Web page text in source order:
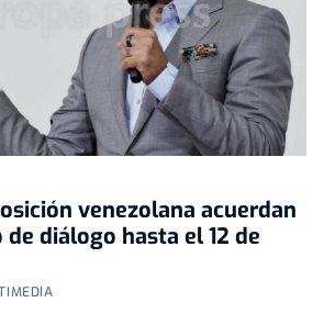
venezolana acuerdan
diálogo hasta el 12 de